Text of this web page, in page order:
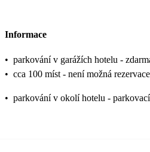
Informace
• parkování v garážích hotelu -
• cca 100 míst - není možná rezervace
• parkování v okolí hotelu -